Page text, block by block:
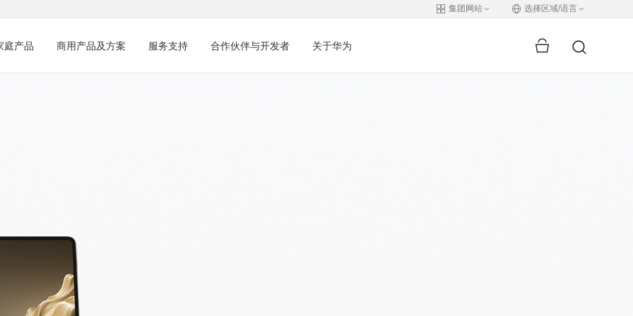
集团网站 选择区域/语言
庭产品 商用产品及方案 服务支持 合作伙伴与开发者 关于华为